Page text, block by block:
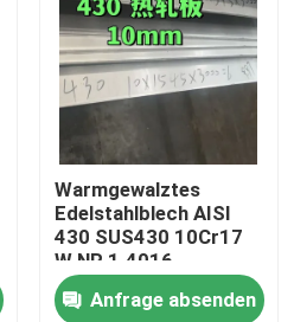
Warmgewalztes
Edelstahlblech AISI
430 SUS430 10Cr17
W.NR 1.4016
10*1500*6000
Oberfläche NO.1
Anfrage absenden